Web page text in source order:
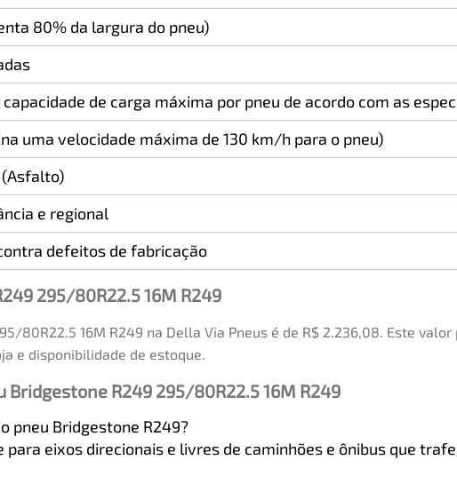
80% da largura do pneu)
capacidade de carga máxima por pneu de acordo com as
uma velocidade máxima de 130 km/h para o pneu)
e regional
defeitos de fabricação
295/80R22.5 16M R249
80R22.5 16M R249 na Della Via Pneus é de R$ 2.236,08. Este
e disponibilidade de estoque.
R249 295/80R22.5 16M R249
pneu Bridgestone R249?
para eixos direcionais e livres de caminhões e ônibus que